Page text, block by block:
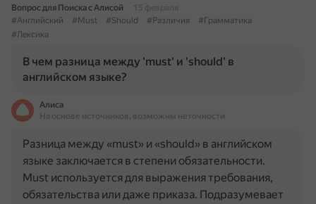
Вопрос для Поиска с Алисой
15 февраля
#Английский
#Must #Should #Различия
#Грамматика
#Лексика
В чем разница между 'must' и 'should' в
английском языке?
Алиса
На основе источников, возможны неточности
Разница между «must» и «should» в английском
языке заключается в степени обязательности.
Must используется для выражения требования,
обязательства или даже приказа. Подразумевает